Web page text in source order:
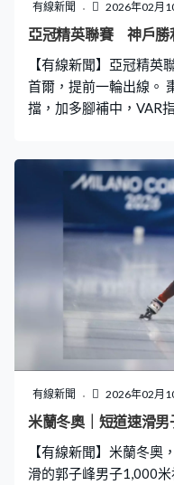
有線新聞 2026年02月
亞冠精英聯賽 神戶勝
【有線新聞】亞冠精英
首爾，提前一輪出線。
擋，加多腳補中，VAR
射遠柱入網，勝利船先
組織，隊長酒井高德後
見證下，勝利船贏2比0
有線新聞 2026年02月
米蘭冬奧｜短道速滑
【有線新聞】米蘭冬奧
滑的郭子峰男子1,000